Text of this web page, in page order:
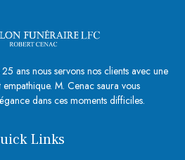
ans nous servons nos clients avec une
M. Cenac saura vous
dans ces moments difficiles.
Links